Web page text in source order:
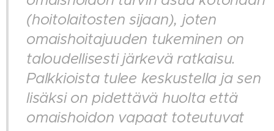
(hoitolaitosten sijaan), joten
omaishoitajuuden tukeminen on
taloudellisesti järkevä ratkaisu.
Palkkioista tulee keskustella ja sen
lisäksi on pidettävä huolta että
omaishoidon vapaat toteutuvat